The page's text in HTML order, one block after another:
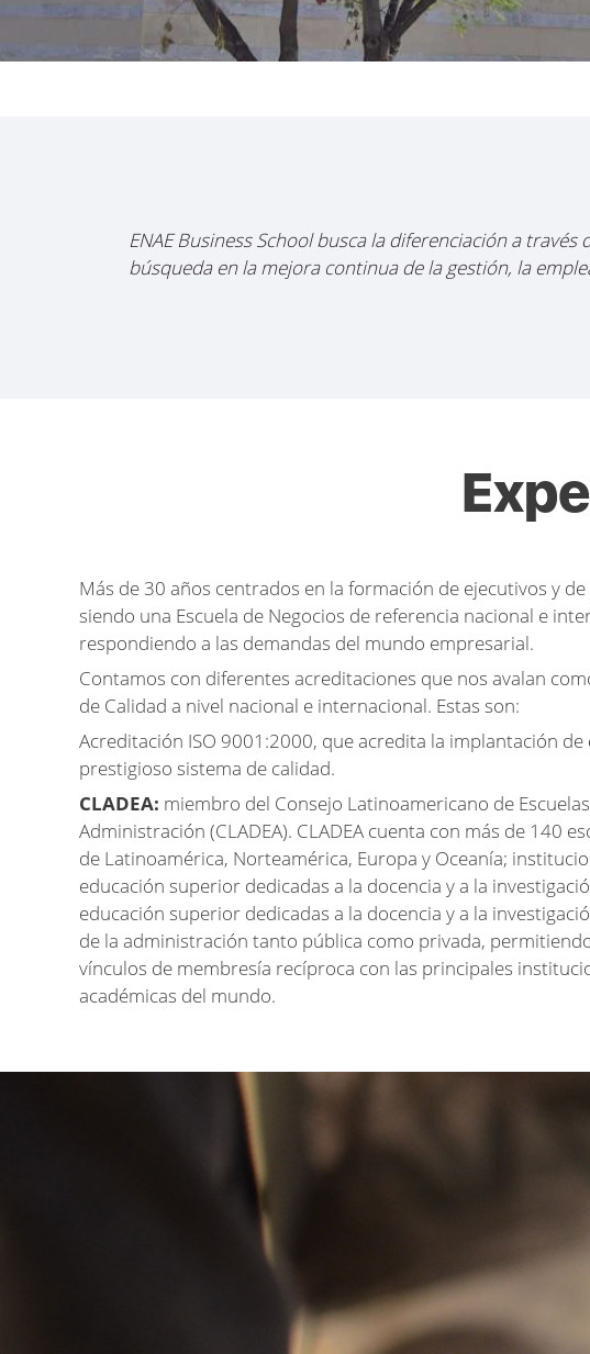
ENAE Business School busca la diferenciación a
búsqueda en la mejora continua de la gestión, la
Más de 30 años centrados en la formación de ejecutivos y
siendo una Escuela de Negocios de referencia nacional e
respondiendo a las demandas del mundo empresarial.
Contamos con diferentes acreditaciones que nos avalan
de Calidad a nivel nacional e internacional. Estas son:
Acreditación ISO 9001:2000, que acredita la implantación de
prestigioso sistema de calidad.
CLADEA: miembro del Consejo Latinoamericano de
Administración (CLADEA). CLADEA cuenta con más de 140
de Latinoamérica, Norteamérica, Europa y Oceanía;
educación superior dedicadas a la docencia y a la
educación superior dedicadas a la docencia y a la
de la administración tanto pública como privada,
vínculos de membresía recíproca con las principales
académicas del mundo.